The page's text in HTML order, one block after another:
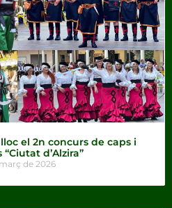
el 2n concurs de caps i
d’Alzira”
de 2026